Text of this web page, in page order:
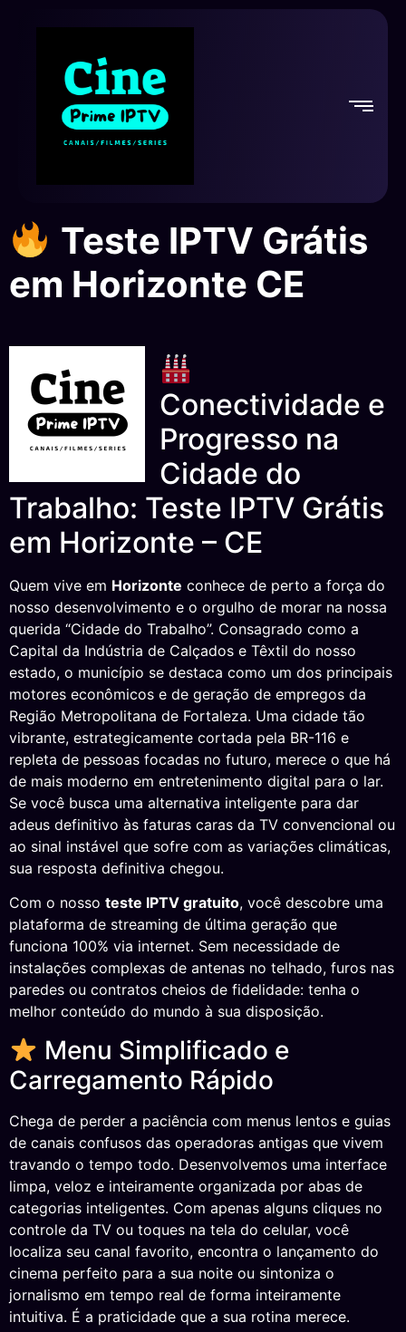
Teste IPTV Grátis
em Horizonte CE
Conectividade e
Progresso na
Cidade do
Trabalho: Teste IPTV Grátis
em Horizonte – CE
Quem vive em Horizonte conhece de perto a força do
nosso desenvolvimento e o orgulho de morar na nossa
querida “Cidade do Trabalho”. Consagrado como a
Capital da Indústria de Calçados e Têxtil do nosso
estado, o município se destaca como um dos principais
motores econômicos e de geração de empregos da
Região Metropolitana de Fortaleza. Uma cidade tão
vibrante, estrategicamente cortada pela BR-116 e
repleta de pessoas focadas no futuro, merece o que há
de mais moderno em entretenimento digital para o lar.
Se você busca uma alternativa inteligente para dar
adeus definitivo às faturas caras da TV convencional ou
ao sinal instável que sofre com as variações climáticas,
sua resposta definitiva chegou.
Com o nosso teste IPTV gratuito, você descobre uma
plataforma de streaming de última geração que
funciona 100% via internet. Sem necessidade de
instalações complexas de antenas no telhado, furos nas
paredes ou contratos cheios de fidelidade: tenha o
melhor conteúdo do mundo à sua disposição.
Menu Simplificado e
Carregamento Rápido
Chega de perder a paciência com menus lentos e guias
de canais confusos das operadoras antigas que vivem
travando o tempo todo. Desenvolvemos uma interface
limpa, veloz e inteiramente organizada por abas de
categorias inteligentes. Com apenas alguns cliques no
controle da TV ou toques na tela do celular, você
localiza seu canal favorito, encontra o lançamento do
cinema perfeito para a sua noite ou sintoniza o
jornalismo em tempo real de forma inteiramente
intuitiva. É a praticidade que a sua rotina merece.